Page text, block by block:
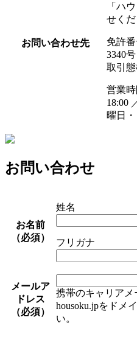
お問い合わせ先
「ハ
せく
免許
3340号
取引態
営業
18:00
曜日
お問い合わせ
お名前
（必須）
姓名
フリガナ
メールア
ドレス
（必須）
携帯のキャリア
housoku.jpをドメ
い。